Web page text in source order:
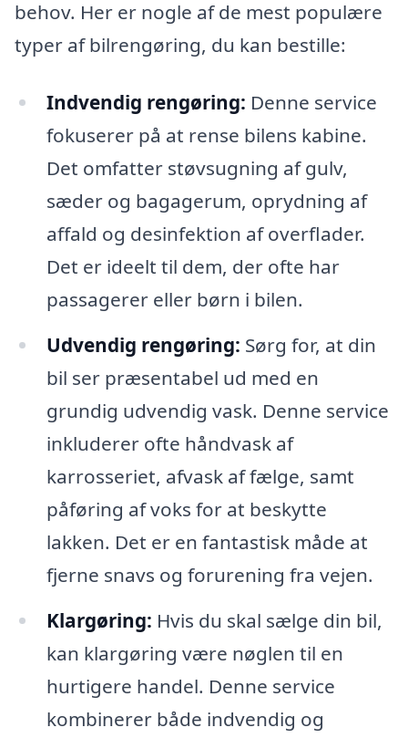
behov. Her er nogle af de mest populære
typer af bilrengøring, du kan bestille:
Indvendig rengøring: Denne service
fokuserer på at rense bilens kabine.
Det omfatter støvsugning af gulv,
sæder og bagagerum, oprydning af
affald og desinfektion af overflader.
Det er ideelt til dem, der ofte har
passagerer eller børn i bilen.
Udvendig rengøring: Sørg for, at din
bil ser præsentabel ud med en
grundig udvendig vask. Denne service
inkluderer ofte håndvask af
karrosseriet, afvask af fælge, samt
påføring af voks for at beskytte
lakken. Det er en fantastisk måde at
fjerne snavs og forurening fra vejen.
Klargøring: Hvis du skal sælge din bil,
kan klargøring være nøglen til en
hurtigere handel. Denne service
kombinerer både indvendig og